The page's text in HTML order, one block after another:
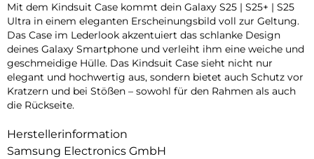
Mit dem Kindsuit Case kommt dein Galaxy S25 | S25+ | S25
Ultra in einem eleganten Erscheinungsbild voll zur Geltung.
Das Case im Lederlook akzentuiert das schlanke Design
deines Galaxy Smartphone und verleiht ihm eine weiche und
geschmeidige Hülle. Das Kindsuit Case sieht nicht nur
elegant und hochwertig aus, sondern bietet auch Schutz vor
Kratzern und bei Stößen – sowohl für den Rahmen als auch
die Rückseite.
Herstellerinformation
Samsung Electronics GmbH